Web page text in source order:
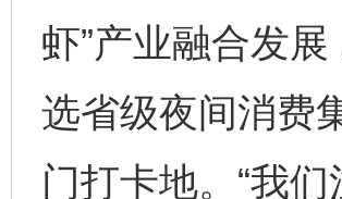
虾”产业融合发
选省级夜间消费
门打卡地。“我